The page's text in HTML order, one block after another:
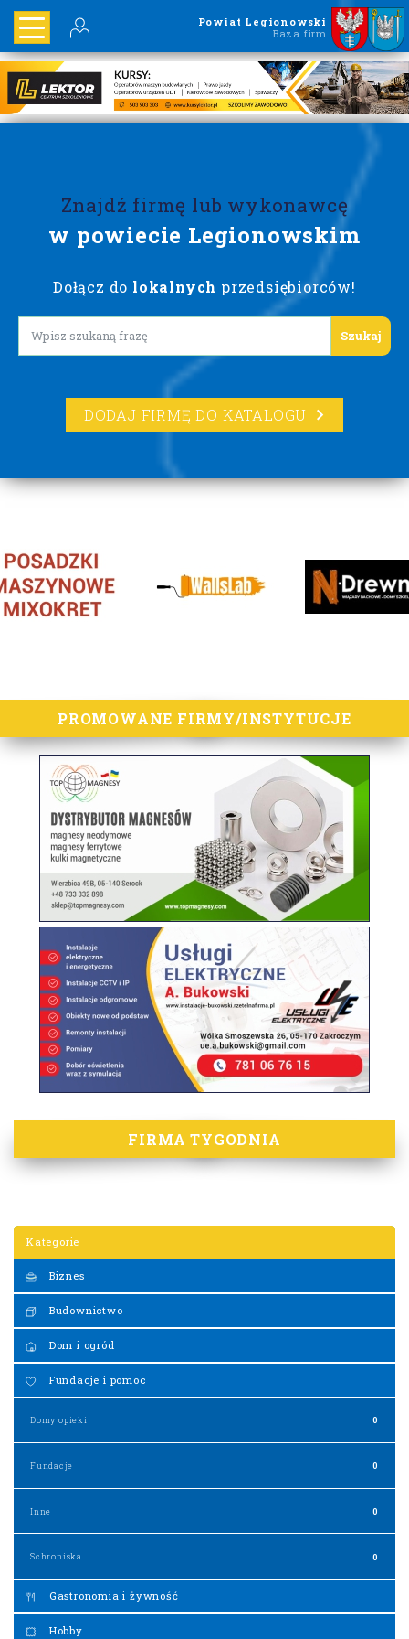
Powiat Legionowski
Baza firm
Znajdź firmę lub wykonawcę
w powiecie Legionowskim
Dołącz do lokalnych przedsiębiorców!
Lorem ipsum
DODAJ FIRMĘ DO KATALOGU
lorem ipsum
PROMOWANE FIRMY/INSTYTUCJE
FIRMA TYGODNIA
Kategorie
Biznes
Budownictwo
Dom i ogród
Fundacje i pomoc
Domy opieki 0
Fundacje 0
Inne 0
Schroniska 0
Gastronomia i żywność
Hobby